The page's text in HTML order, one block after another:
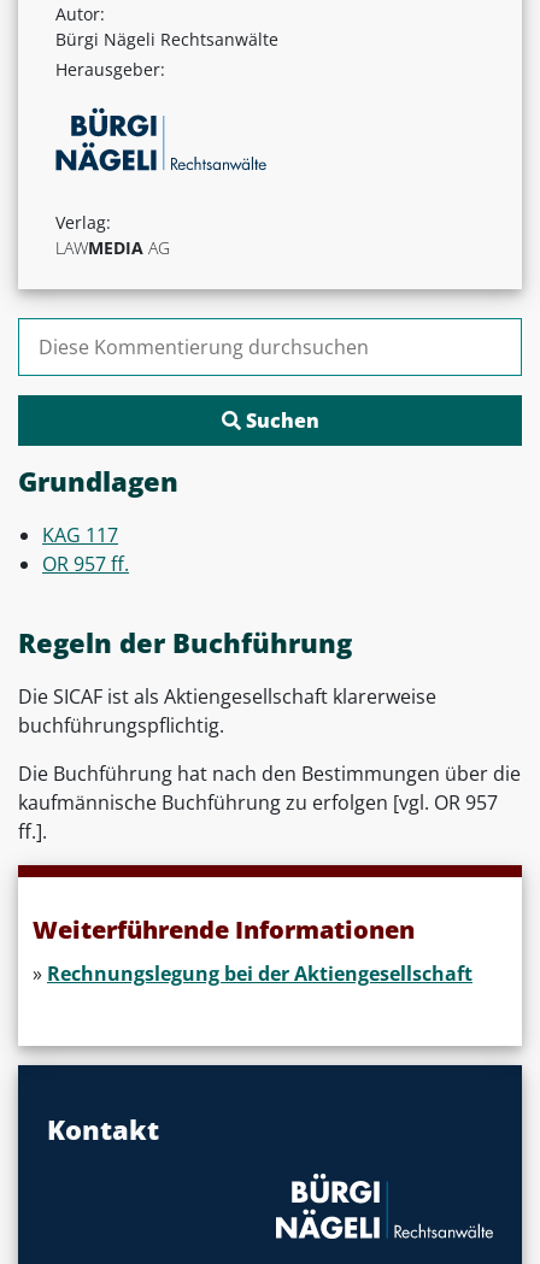
Autor:
Bürgi Nägeli Rechtsanwälte
Herausgeber:
Verlag:
LAWMEDIA AG
Suchen nach:
Grundlagen
KAG 117
OR 957 ff.
Regeln der Buchführung
Die SICAF ist als Aktiengesellschaft klarerweise
buchführungspflichtig.
Die Buchführung hat nach den Bestimmungen über die
kaufmännische Buchführung zu erfolgen [vgl. OR 957
ff.].
Weiterführende Informationen
» Rechnungslegung bei der Aktiengesellschaft
Kontakt